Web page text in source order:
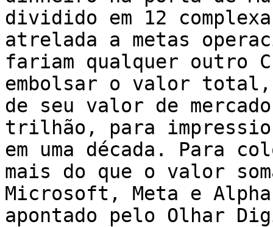
dividido em 12
atrelada a metas
fariam qualquer outro
embolsar o valor
de seu valor de
trilhão, para
em uma década. Para
mais do que o valor
Microsoft, Meta e
apontado pelo Olhar